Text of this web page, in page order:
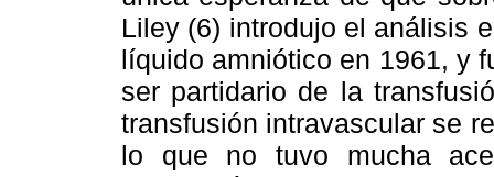
Liley (6) introdujo el análisis
líquido amniótico en 1961, y
ser partidario de la
transfusión intravascular se
lo que no tuvo mucha